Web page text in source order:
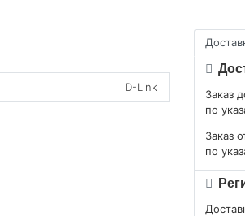
Заказ
по
Заказ
по
D-Link